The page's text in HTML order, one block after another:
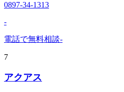
0897-34-1313
-
電話で無料相談-
7
アクアス